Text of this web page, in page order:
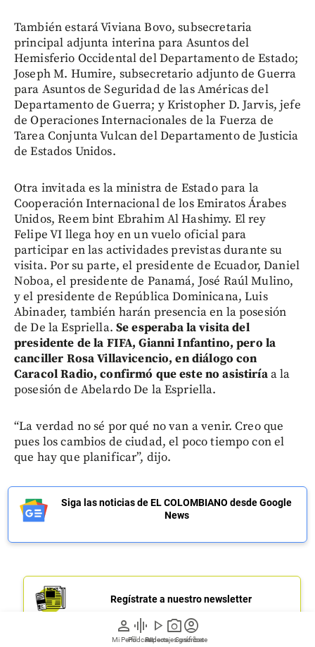
person
Mi Perfil
graphic_eq
Pódcast
play_arrow
Videos
photo_camera
Reportajes gráficos
account_circle
Suscríbete
También estará Viviana Bovo, subsecretaria
principal adjunta interina para Asuntos del
Hemisferio Occidental del Departamento de Estado;
Joseph M. Humire, subsecretario adjunto de Guerra
para Asuntos de Seguridad de las Américas del
Departamento de Guerra; y Kristopher D. Jarvis, jefe
de Operaciones Internacionales de la Fuerza de
Tarea Conjunta Vulcan del Departamento de Justicia
de Estados Unidos.
Otra invitada es la ministra de Estado para la
Cooperación Internacional de los Emiratos Árabes
Unidos, Reem bint Ebrahim Al Hashimy. El rey
Felipe VI llega hoy en un vuelo oficial para
participar en las actividades previstas durante su
visita. Por su parte, el presidente de Ecuador, Daniel
Noboa, el presidente de Panamá, José Raúl Mulino,
y el presidente de República Dominicana, Luis
Abinader, también harán presencia en la posesión
de De la Espriella. Se esperaba la visita del
presidente de la FIFA, Gianni Infantino, pero la
canciller Rosa Villavicencio, en diálogo con
Caracol Radio, confirmó que este no asistiríaa la
posesión de Abelardo De la Espriella.
“La verdad no sé por qué no van a venir. Creo que
pues los cambios de ciudad, el poco tiempo con el
que hay que planificar”, dijo.
Siga las noticias de EL COLOMBIANO desde Google
News
Regístrate a nuestro newsletter